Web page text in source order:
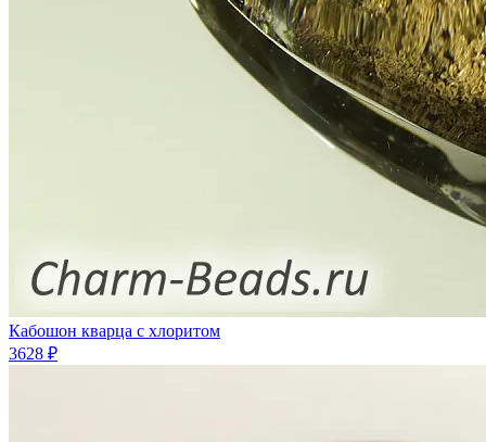
Кабошон кварца с хлоритом
3628 ₽